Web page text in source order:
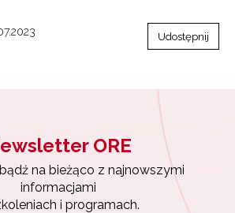
Udostępnij
ORE
na bieżąco z najnowszymi
informacjami
i programach.